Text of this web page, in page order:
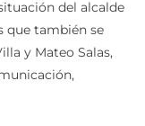
que también se
y Mateo Salas,